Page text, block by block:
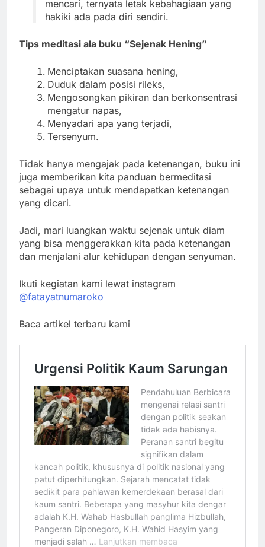
mencari, ternyata letak kebahagiaan yang
hakiki ada pada diri sendiri.
Tips meditasi ala buku “Sejenak Hening”
Menciptakan suasana hening,
Duduk dalam posisi rileks,
Mengosongkan pikiran dan berkonsentrasi
mengatur napas,
Menyadari apa yang terjadi,
Tersenyum.
Tidak hanya mengajak pada ketenangan, buku ini
juga memberikan kita panduan bermeditasi
sebagai upaya untuk mendapatkan ketenangan
yang dicari.
Jadi, mari luangkan waktu sejenak untuk diam
yang bisa menggerakkan kita pada ketenangan
dan menjalani alur kehidupan dengan senyuman.
Ikuti kegiatan kami lewat instagram
@fatayatnumaroko
Baca artikel terbaru kami